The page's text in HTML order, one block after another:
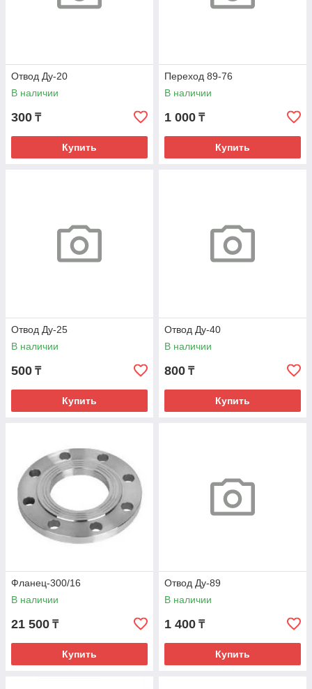
Отвод Ду-20
В наличии
300 ₸
Купить
Переход 89-76
В наличии
1 000 ₸
Купить
Отвод Ду-25
В наличии
500 ₸
Купить
Отвод Ду-40
В наличии
800 ₸
Купить
Фланец-300/16
В наличии
21 500 ₸
Купить
Отвод Ду-89
В наличии
1 400 ₸
Купить